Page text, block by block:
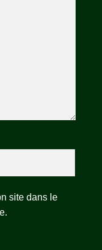
site dans le